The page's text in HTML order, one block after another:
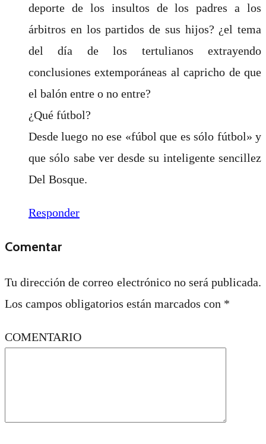
deporte de los insultos de los padres a los
árbitros en los partidos de sus hijos? ¿el tema
del día de los tertulianos extrayendo
conclusiones extemporáneas al capricho de que
el balón entre o no entre?
¿Qué fútbol?
Desde luego no ese «fúbol que es sólo fútbol» y
que sólo sabe ver desde su inteligente sencillez
Del Bosque.
Responder
Comentar
Tu dirección de correo electrónico no será publicada.
Los campos obligatorios están marcados con *
COMENTARIO